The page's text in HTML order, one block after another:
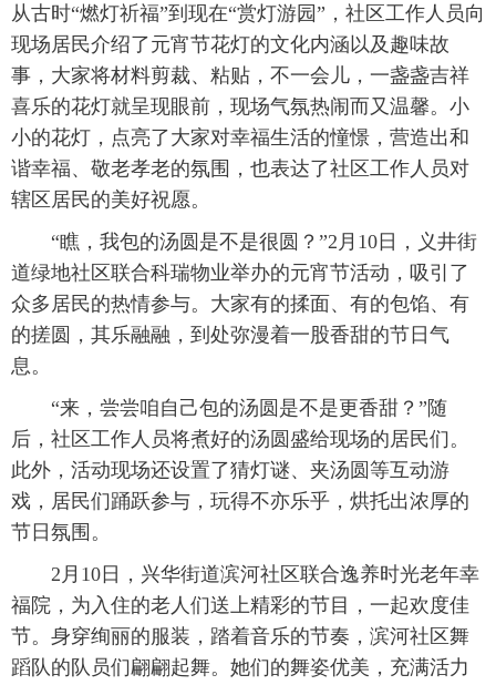
从古时“燃灯祈福”到现在“赏灯游园”，社区工作人员向
现场居民介绍了元宵节花灯的文化内涵以及趣味故
事，大家将材料剪裁、粘贴，不一会儿，一盏盏吉祥
喜乐的花灯就呈现眼前，现场气氛热闹而又温馨。小
小的花灯，点亮了大家对幸福生活的憧憬，营造出和
谐幸福、敬老孝老的氛围，也表达了社区工作人员对
辖区居民的美好祝愿。
“瞧，我包的汤圆是不是很圆？”2月10日，义井街
道绿地社区联合科瑞物业举办的元宵节活动，吸引了
众多居民的热情参与。大家有的揉面、有的包馅、有
的搓圆，其乐融融，到处弥漫着一股香甜的节日气
息。
“来，尝尝咱自己包的汤圆是不是更香甜？”随
后，社区工作人员将煮好的汤圆盛给现场的居民们。
此外，活动现场还设置了猜灯谜、夹汤圆等互动游
戏，居民们踊跃参与，玩得不亦乐乎，烘托出浓厚的
节日氛围。
2月10日，兴华街道滨河社区联合逸养时光老年幸
福院，为入住的老人们送上精彩的节目，一起欢度佳
节。身穿绚丽的服装，踏着音乐的节奏，滨河社区舞
蹈队的队员们翩翩起舞。她们的舞姿优美，充满活力